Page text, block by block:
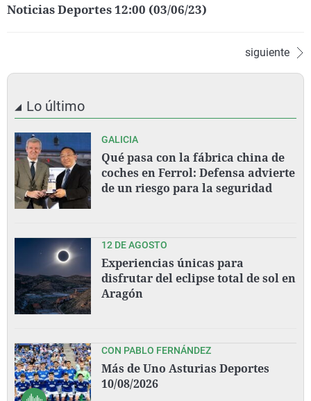
Noticias Deportes 12:00 (03/06/23)
siguiente
Lo último
GALICIA
Qué pasa con la fábrica china de
coches en Ferrol: Defensa advierte
de un riesgo para la seguridad
12 DE AGOSTO
Experiencias únicas para
disfrutar del eclipse total de sol en
Aragón
CON PABLO FERNÁNDEZ
Más de Uno Asturias Deportes
10/08/2026